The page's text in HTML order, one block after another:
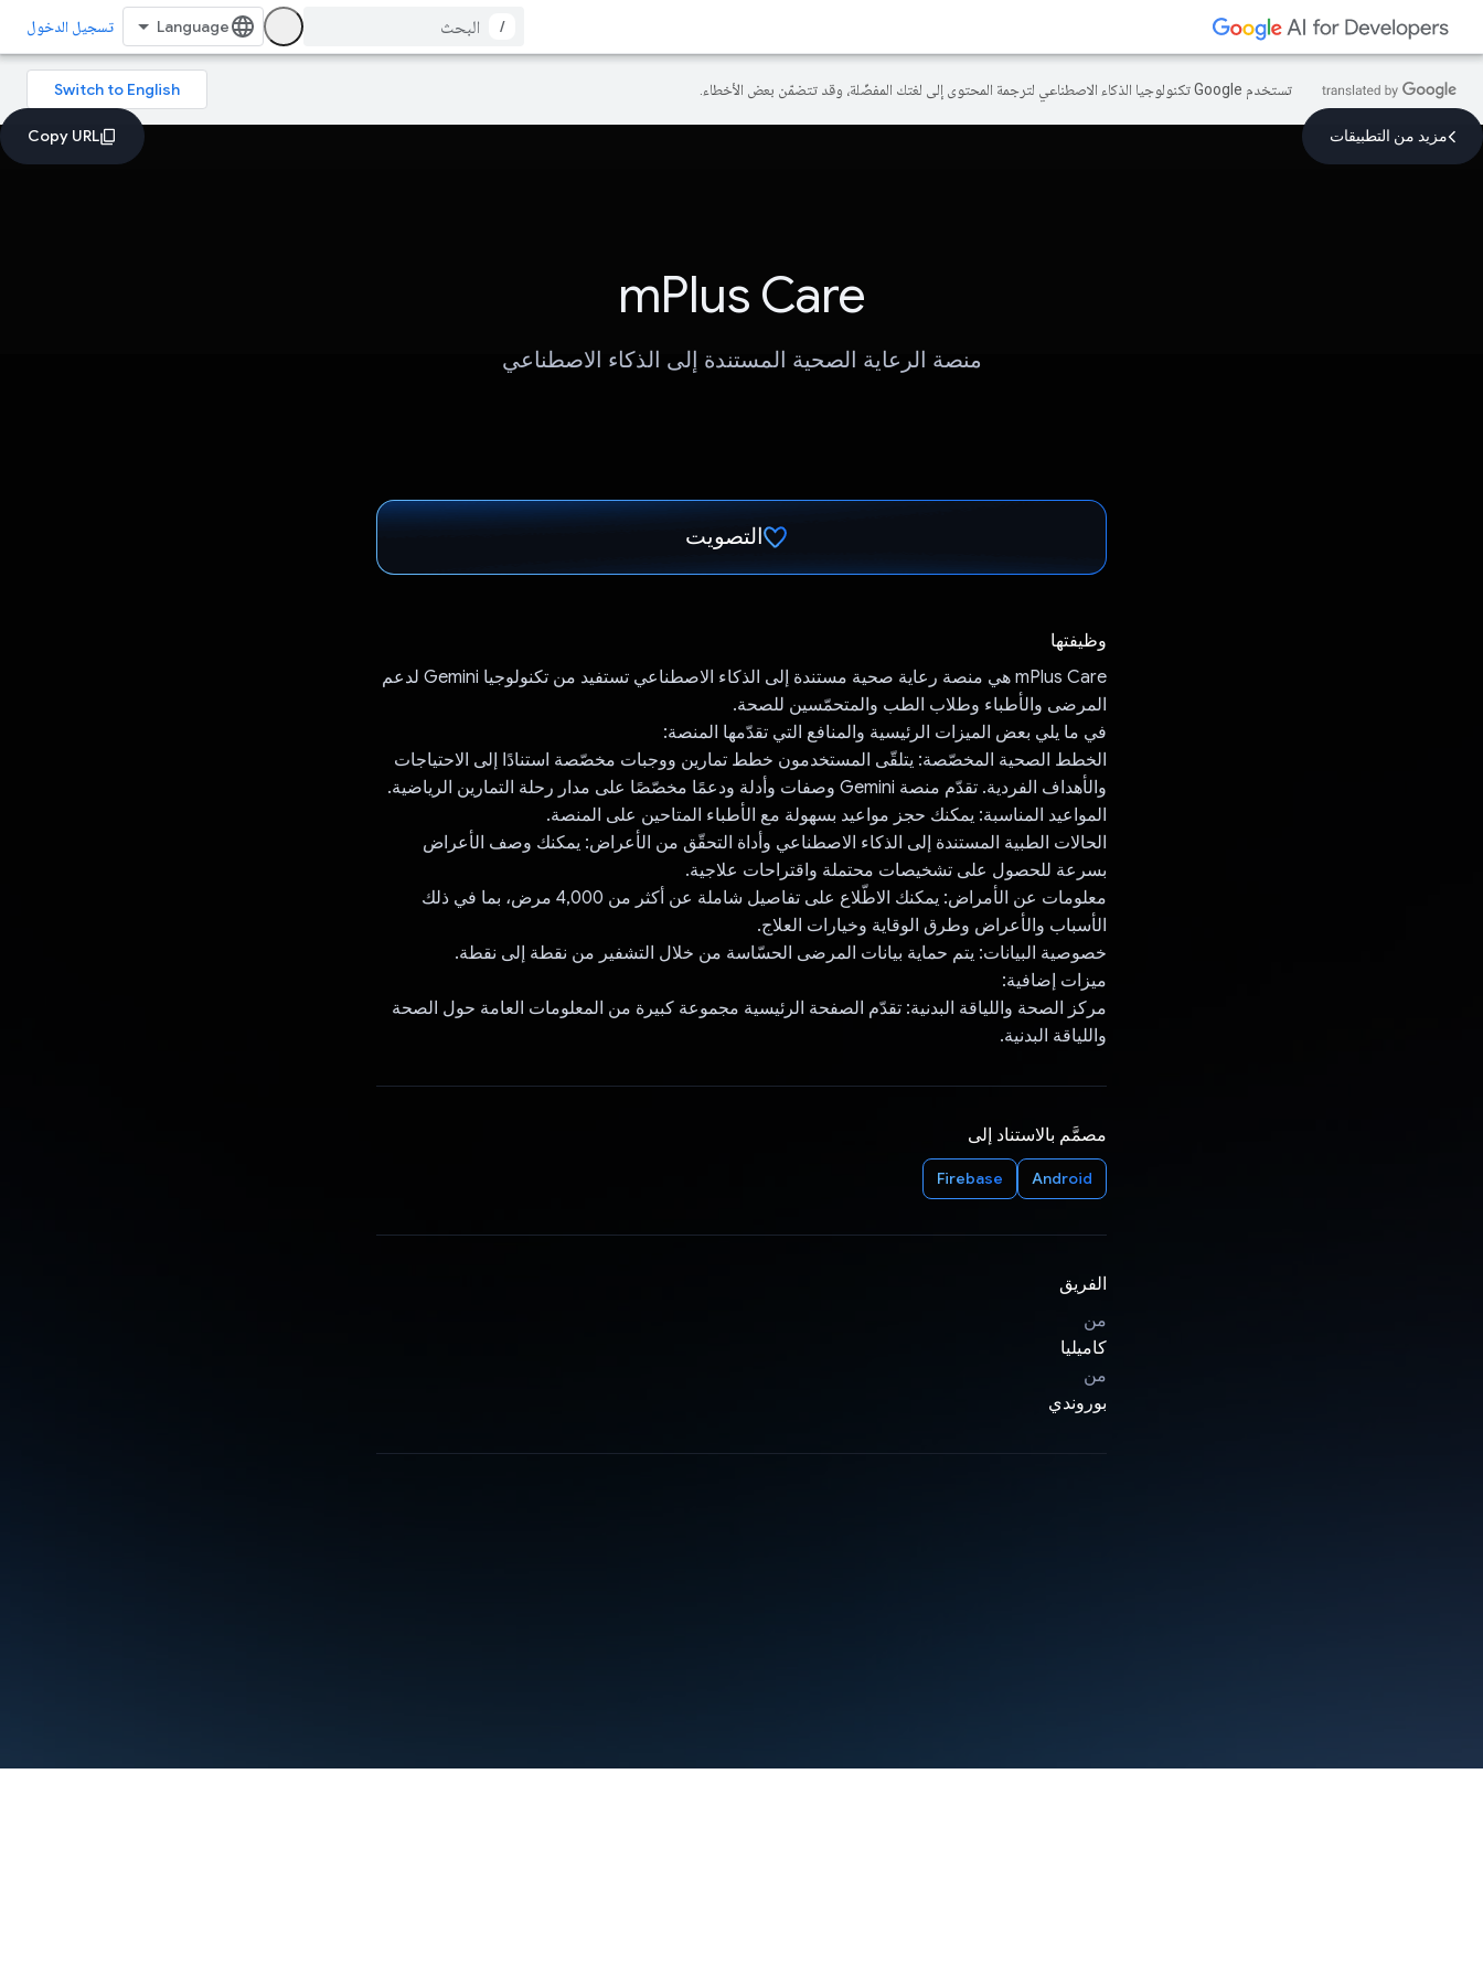
/ تسجيل الدخول
تستخدم Google تكنولوجيا الذكاء الاصطناعي لترجمة المحتوى إلى لغتك المفضّلة، وقد تتضمّن بعض الأخطاء.
مزيد من التطبيقات
mPlus Care
منصة الرعاية الصحية المستندة إلى الذكاء الاصطناعي
التصويت
وظيفتها
‫mPlus Care هي منصة رعاية صحية مستندة إلى الذكاء الاصطناعي تستفيد من تكنولوجيا Gemini لدعم
المرضى والأطباء وطلاب الطب والمتحمّسين للصحة.
في ما يلي بعض الميزات الرئيسية والمنافع التي تقدّمها المنصة:
الخطط الصحية المخصّصة: يتلقّى المستخدمون خطط تمارين ووجبات مخصّصة استنادًا إلى الاحتياجات
والأهداف الفردية. تقدّم منصة Gemini وصفات وأدلة ودعمًا مخصّصًا على مدار رحلة التمارين الرياضية.
المواعيد المناسبة: يمكنك حجز مواعيد بسهولة مع الأطباء المتاحين على المنصة.
الحالات الطبية المستندة إلى الذكاء الاصطناعي وأداة التحقّق من الأعراض: يمكنك وصف الأعراض
بسرعة للحصول على تشخيصات محتملة واقتراحات علاجية.
معلومات عن الأمراض: يمكنك الاطّلاع على تفاصيل شاملة عن أكثر من 4,000 مرض، بما في ذلك
الأسباب والأعراض وطرق الوقاية وخيارات العلاج.
خصوصية البيانات: يتم حماية بيانات المرضى الحسّاسة من خلال التشفير من نقطة إلى نقطة.
ميزات إضافية:
مركز الصحة واللياقة البدنية: تقدّم الصفحة الرئيسية مجموعة كبيرة من المعلومات العامة حول الصحة
واللياقة البدنية.
مصمَّم بالاستناد إلى
Android
Firebase
الفريق
من
كاميليا
من
بوروندي